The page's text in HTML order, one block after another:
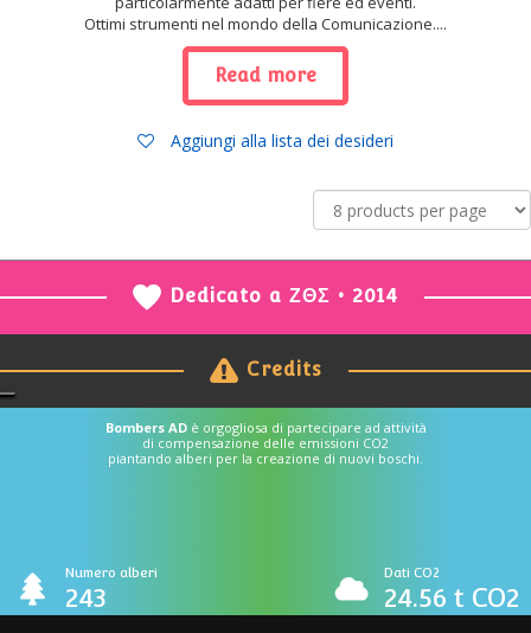
Ottimi strumenti nel mondo della Comunicazione....
Read more
Aggiungi alla lista dei desideri
Dedicato a ΖΘΣ • 2014
Credits
Bombers ADè orgogliosa di partecipare ad attività
di compensazione delle emissioni CO2
piantando alberi per la creazione di nuovi boschi.
Numero alberi
243
Dati CO2
24.56 t CO2